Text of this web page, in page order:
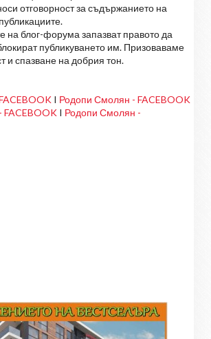
отговорност за съдържанието на
на блог-форума запазват правото да
публикуването им. Призоваваме
и спазване на добрия тон.
I Родопи Смолян - FACEBOOK
I Родопи Смолян -